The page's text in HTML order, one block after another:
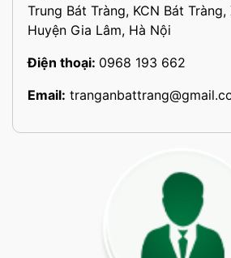
Trung Bát Tràng, KCN Bát Tràng,
Huyện Gia Lâm, Hà Nội
Điện thoại: 0968 193 662
Email: